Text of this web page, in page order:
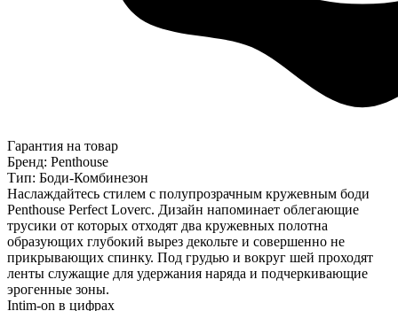
Гарантия на товар
Бренд: Penthouse
Тип: Боди-Комбинезон
Наслаждайтесь стилем с полупрозрачным кружевным боди
Penthouse Perfect Loverс. Дизайн напоминает облегающие
трусики от которых отходят два кружевных полотна
образующих глубокий вырез декольте и совершенно не
прикрывающих спинку. Под грудью и вокруг шей проходят
ленты служащие для удержания наряда и подчеркивающие
эрогенные зоны.
Intim-on в цифрах